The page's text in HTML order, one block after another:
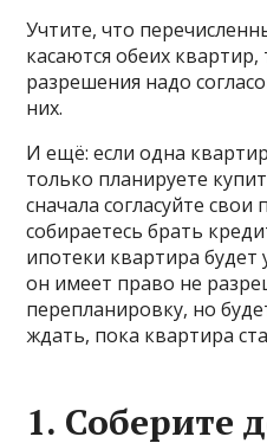
Учтите, что
касаются обеих
разрешения надо
них.
И ещё: если одна
только планируете
сначала согласуйте
собираетесь брать
ипотеки квартира будет
он имеет право не
перепланировку, но
ждать, пока квартира
1. Соберите